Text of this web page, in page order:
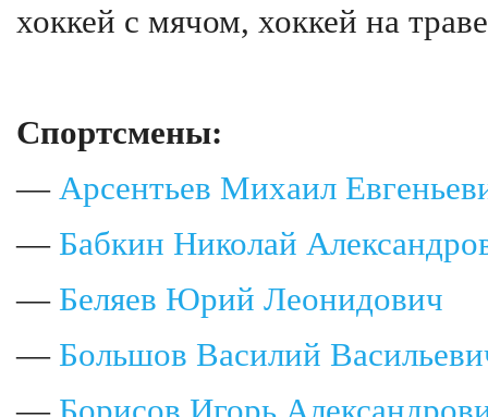
хоккей с мячом, хоккей на
Спортсмены:
— Арсентьев Михаил
— Бабкин Николай
— Беляев Юрий Леонидович
— Большов Василий